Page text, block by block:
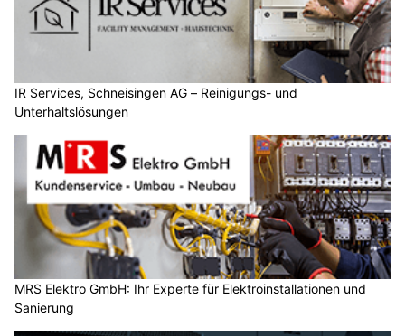
IR Services, Schneisingen AG – Reinigungs- und
Unterhaltslösungen
MRS Elektro GmbH: Ihr Experte für Elektroinstallationen und
Sanierung